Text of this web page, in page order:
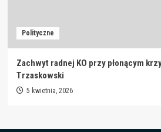
Polityczne
Zachwyt radnej KO przy płonącym
Trzaskowski
5 kwietnia, 2026